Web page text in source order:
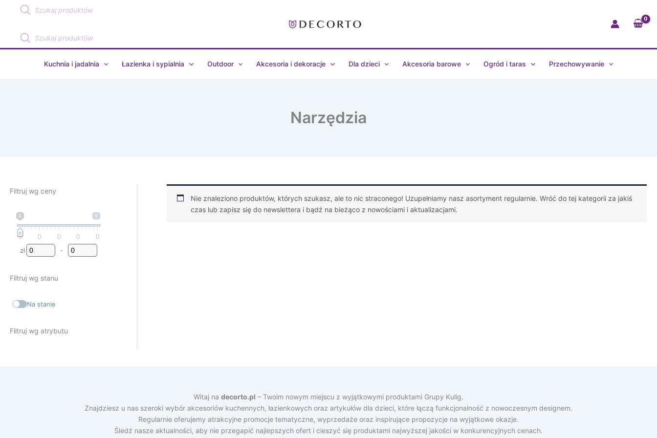
PrzejdźWyszukiwarka
produktów
Wyszukiwarka
produktów
Kuchnia i jadalnia Łazienka i sypialnia Outdoor Akcesoria i dekoracje Dla dzieci Akcesoria barowe Ogród i taras Przechowywanie
Narzędzia
Filtruj wg ceny
0
0
0 0 0 0 0
zł
Minimum Price
-
Maximum Price
Filtruj wg stanu
Na stanie
Filtruj wg atrybutu
Nie znaleziono produktów, których szukasz, ale to nic straconego! Uzupełniamy nasz asortyment regularnie. Wróć do tej kategorii za jakiś
czas lub zapisz się do newslettera i bądź na bieżąco z nowościami i aktualizacjami.
Witaj na decorto.pl – Twoim nowym miejscu z wyjątkowymi produktami Grupy Kulig.
Znajdziesz u nas szeroki wybór akcesoriów kuchennych, łazienkowych oraz artykułów dla dzieci, które łączą funkcjonalność z nowoczesnym designem.
Regularnie oferujemy atrakcyjne promocje tematyczne, wyprzedaże oraz inspirujące propozycje na wyjątkowe okazje.
Śledź nasze aktualności, aby nie przegapić najlepszych ofert i cieszyć się produktami najwyższej jakości w konkurencyjnych cenach.